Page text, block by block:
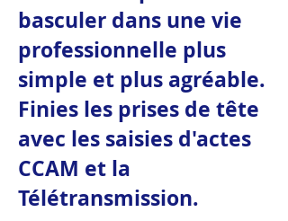
basculer dans une vie
professionnelle plus
simple et plus agréable.
Finies les prises de tête
avec les saisies d'actes
CCAM et la
Télétransmission.